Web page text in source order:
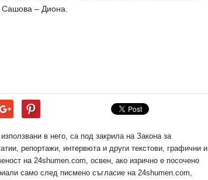
– Диона.
в него, са под закрила на Закона за
репортажи, интервюта и други текстови, графични и
на 24shumen.com, освен, ако изрично е посочено
само след писмено съгласие на 24shumen.com,